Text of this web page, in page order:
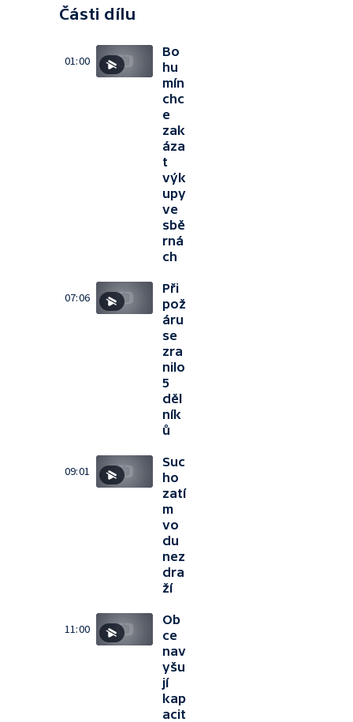
Části dílu
01:00
Bo
hu
mín
chc
e
zak
áza
t
výk
upy
ve
sbě
rná
ch
07:06
Při
pož
áru
se
zra
nilo
5
děl
ník
ů
09:01
Suc
ho
zatí
m
vo
du
nez
dra
ží
11:00
Ob
ce
nav
yšu
jí
kap
acit